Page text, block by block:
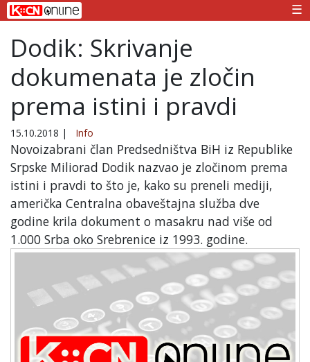
☰
Dodik: Skrivanje
dokumenata je zločin
prema istini i pravdi
15.10.2018 | Info
Novoizabrani član Predsedništva BiH iz Republike
Srpske Miliorad Dodik nazvao je zločinom prema
istini i pravdi to što je, kako su preneli mediji,
američka Centralna obaveštajna služba dve
godine krila dokument o masakru nad više od
1.000 Srba oko Srebrenice iz 1993. godine.